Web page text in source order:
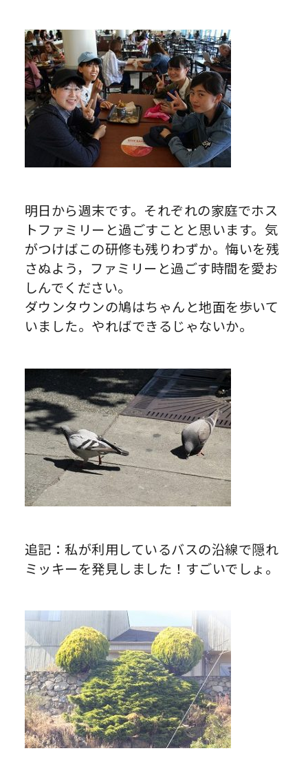
明日から週末です。それぞれの家庭でホス
トファミリーと過ごすことと思います。気
がつけばこの研修も残りわずか。悔いを残
さぬよう，ファミリーと過ごす時間を愛お
しんでください。
ダウンタウンの鳩はちゃんと地面を歩いて
いました。やればできるじゃないか。
追記：私が利用しているバスの沿線で隠れ
ミッキーを発見しました！すごいでしょ。